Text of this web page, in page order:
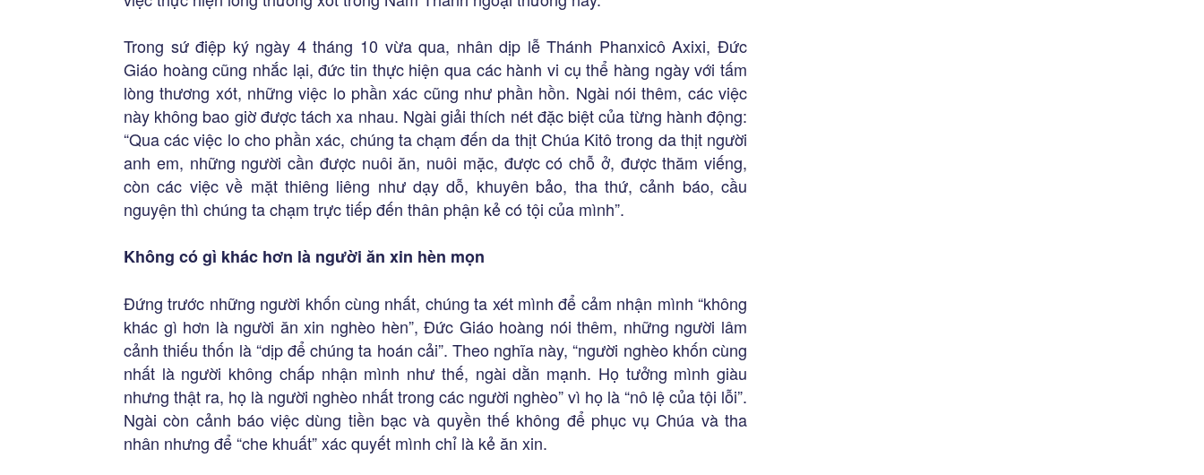
Trong sứ điệp ký ngày 4 tháng 10 vừa qua, nhân dịp lễ Thánh Phanxicô Axixi, Đức
Giáo hoàng cũng nhắc lại, đức tin thực hiện qua các hành vi cụ thể hàng ngày với tấm
lòng thương xót, những việc lo phần xác cũng như phần hồn. Ngài nói thêm, các việc
này không bao giờ được tách xa nhau. Ngài giải thích nét đặc biệt của từng hành động:
“Qua các việc lo cho phần xác, chúng ta chạm đến da thịt Chúa Kitô trong da thịt người
anh em, những người cần được nuôi ăn, nuôi mặc, được có chỗ ở, được thăm viếng,
còn các việc về mặt thiêng liêng như dạy dỗ, khuyên bảo, tha thứ, cảnh báo, cầu
nguyện thì chúng ta chạm trực tiếp đến thân phận kẻ có tội của mình”.
Không có gì khác hơn là người ăn xin hèn mọn
Đứng trước những người khốn cùng nhất, chúng ta xét mình để cảm nhận mình “không
khác gì hơn là người ăn xin nghèo hèn”, Đức Giáo hoàng nói thêm, những người lâm
cảnh thiếu thốn là “dịp để chúng ta hoán cải”. Theo nghĩa này, “người nghèo khốn cùng
nhất là người không chấp nhận mình như thế, ngài dằn mạnh. Họ tưởng mình giàu
nhưng thật ra, họ là người nghèo nhất trong các người nghèo” vì họ là “nô lệ của tội lỗi”.
Ngài còn cảnh báo việc dùng tiền bạc và quyền thế không để phục vụ Chúa và tha
nhân nhưng để “che khuất” xác quyết mình chỉ là kẻ ăn xin.